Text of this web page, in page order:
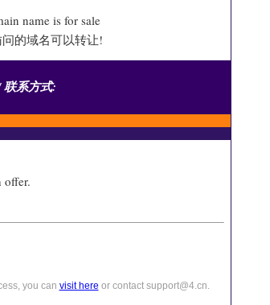
name is for sale
的域名可以转让!
联系方式:
offer.
you can visit here or contact support@4.cn.